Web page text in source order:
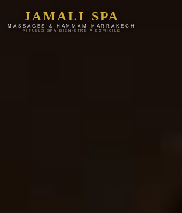
JAMALI SPA
MASSAGES & HAMMAM MARRAKECH
RITUELS SPA BIEN-ÊTRE À DOMICILE